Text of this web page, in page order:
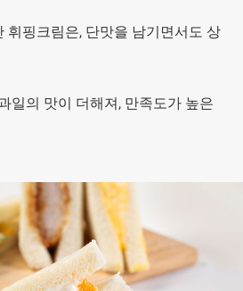
휘핑크림은, 단맛을 남기면서도 상
일의 맛이 더해져, 만족도가 높은